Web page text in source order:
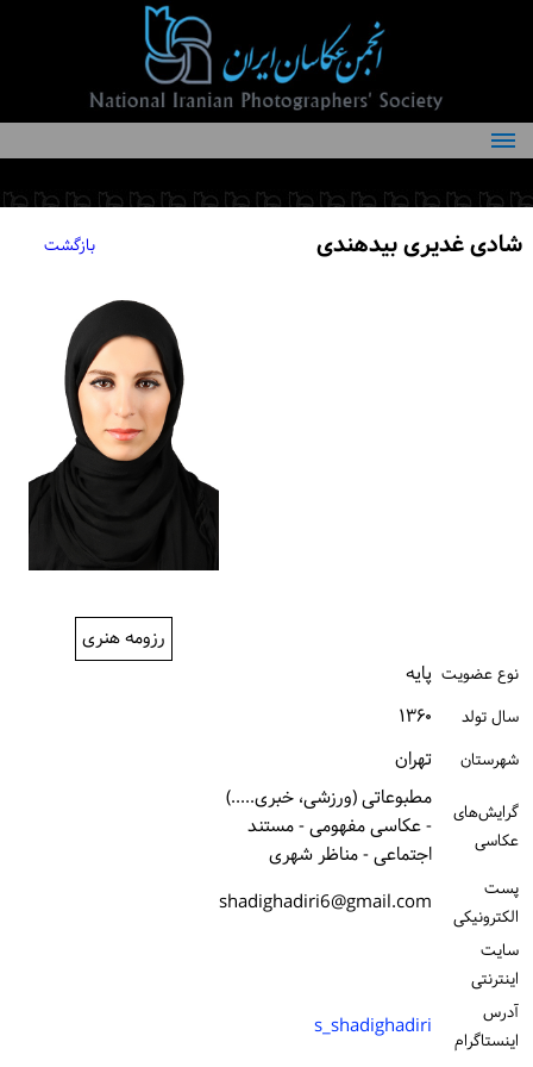
درباره انجمن
کمیته‌های انجمن
اعضاء انجمن
شادی غدیری بیدهندی بازگشت
رزومه هنری
نوع عضویت پایه
سال تولد ۱۳۶۰
شهرستان تهران
گرایش‌های
عکاسی
مطبوعاتی (ورزشی، خبری.....)
- عکاسی مفهومی - مستند
اجتماعی - مناظر شهری
پست
الكترونیكی
shadighadiri6@gmail.com
سایت
اینترنتی
آدرس
اینستاگرام
s_shadighadiri